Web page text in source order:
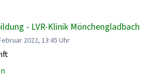
- LVR-Klinik Mönchengladbach
2022, 13:45 Uhr